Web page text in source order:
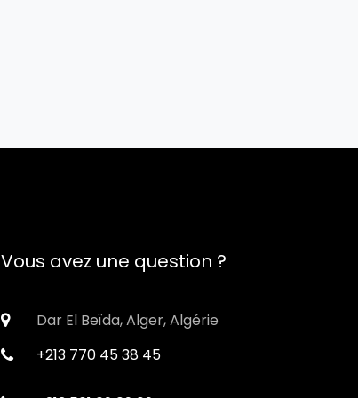
Vous avez une question ?
Dar El Beïda, Alger, Algérie
+213 770 45 38 45